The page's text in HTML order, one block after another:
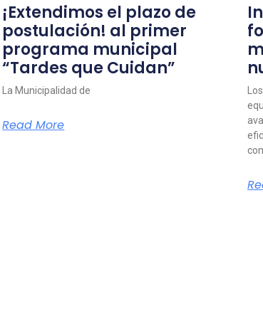
¡Extendimos el plazo de
postulación! al primer
programa municipal
“Tardes que Cuidan”
La Municipalidad de
Read More